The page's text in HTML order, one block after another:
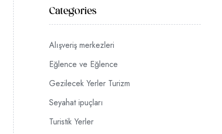
Categories
Alışveriş merkezleri
Eğlence ve Eğlence
Gezilecek Yerler Turizm
Seyahat ipuçları
Turistik Yerler